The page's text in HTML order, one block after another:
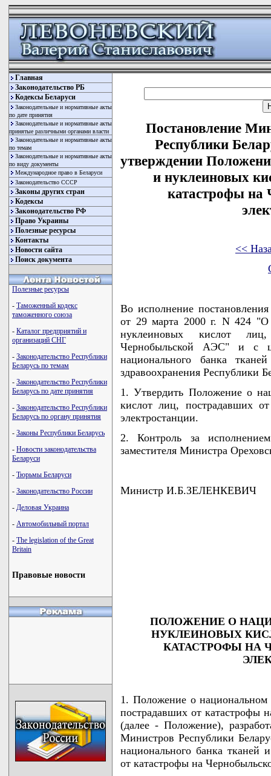
Главная
Законодательство РБ
Кодексы Беларуси
Законодательные и нормативные акты
по дате принятия
Законодательные и нормативные акты
принятые различными органами власти
Законодательные и нормативные акты
по темам
Законодательные и нормативные акты
по виду документы
Международное право в Беларуси
Законодательство СССР
Законы других стран
Кодексы
Законодательство РФ
Право Украины
Полезные ресурсы
Контакты
Новости сайта
Поиск документа
Полезные ресурсы
- Таможенный кодекс
таможенного союза
- Каталог предприятий и
организаций СНГ
- Законодательство Республики
Беларусь по темам
- Законодательство Республики
Беларусь по дате принятия
- Законодательство Республики
Беларусь по органу принятия
- Законы Республики Беларусь
- Новости законодательства
Беларуси
- Тюрьмы Беларуси
- Законодательство России
- Деловая Украина
- Автомобильный портал
- The legislation of the Great
Britain
Правовые новости
Постановление
Республики
утверждении
и нуклеиновых
катастрофы на
<<
Во исполнение
от 29 марта 2000 г. N 424 "О
нуклеиновых кислот
Чернобыльской АЭС" и с
национального банка
здравоохранения
1. Утвердить Положение о
кислот лиц, пострадавших
электростанции.
2. Контроль за
заместителя Министра
Министр И.Б.ЗЕЛЕНКЕВИЧ
ПОЛОЖЕНИЕ О
НУКЛЕИНОВЫХ
КАТАСТРОФЫ НА
1. Положение о
пострадавших от катастрофы
(далее - Положение),
Министров Республики
национального банка тканей
от катастрофы на